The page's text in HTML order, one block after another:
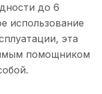
до 6
использование
эта
помощником